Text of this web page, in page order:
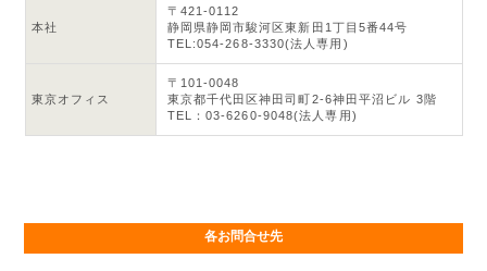
本社
〒421-0112
静岡県静岡市駿河区東新田1丁目5番44号
TEL:054-268-3330(法人専用)
東京オフィス
〒101-0048
東京都千代田区神田司町2-6神田平沼ビル 3階
TEL：03-6260-9048(法人専用)
各お問合せ先